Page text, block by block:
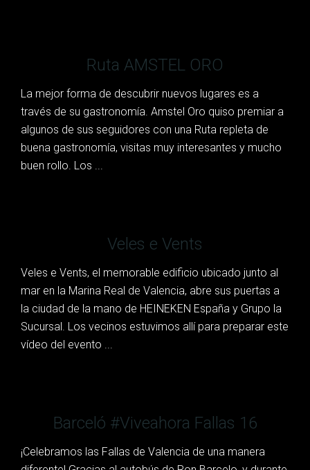
Ruta AMSTEL ORO
La mejor forma de descubrir nuevos lugares es a
través de su gastronomía. Amstel Oro quiso premiar a
algunos de sus seguidores con una Ruta repleta de
buena gastronomía, visitas muy interesantes y mucho
buen rollo. Los ...
Veles e Vents
Veles e Vents, el memorable edificio ubicado junto al
mar en la Marina Real de Valencia, abre sus puertas a
la ciudad de la mano de HEINEKEN España y Grupo la
Sucursal. Los vecinos estuvimos allí para preparar este
vídeo del evento ...
Barceló #Viveahora Fallas 16
¡Celebramos las Fallas de Valencia de una manera